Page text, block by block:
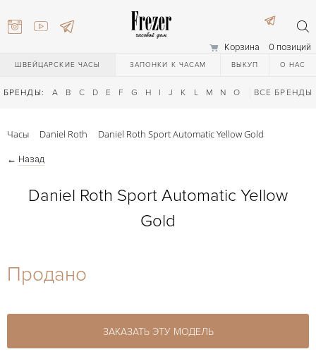
Корзина 0 позиций
ШВЕЙЦАРСКИЕ ЧАСЫ ЗАПОНКИ К ЧАСАМ ВЫКУП О НАС
БРЕНДЫ: A B C D E F G H I J K L M N O Q R S T
ВСЕ БРЕНДЫ
27-44
Часы Daniel Roth Daniel Roth Sport Automatic Yellow Gold
← Назад
Daniel Roth Sport Automatic Yellow
Gold
Продано
ЗАКАЗАТЬ ЭТУ МОДЕЛЬ